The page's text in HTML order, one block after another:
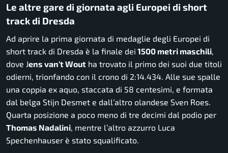
Le altre gare di giornata agli Europei di short
track di Dresda
Ad aprire la prima giornata di medaglie degli Europei di
short track di Dresda è la finale dei 1500 metri maschili,
dove Jens van’t Wout ha trovato il primo dei suoi due titoli
odierni, trionfando con il crono di 2:14.434. Alle sue spalle
una coppia ex aquo, staccata di 58 centesimi, e formata
dal belga Stijn Desmet e dall’altro olandese Sven Roes.
Quarta posizione a poco meno di tre decimi dal podio per
Thomas Nadalini, mentre l’altro azzurro Luca
Spechenhauser è stato squalificato.